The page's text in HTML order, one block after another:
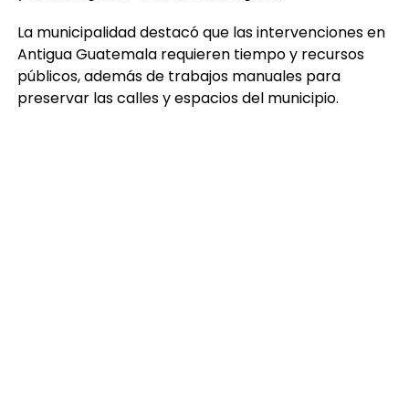
La municipalidad destacó que las intervenciones en
Antigua Guatemala requieren tiempo y recursos
públicos, además de trabajos manuales para
preservar las calles y espacios del municipio.